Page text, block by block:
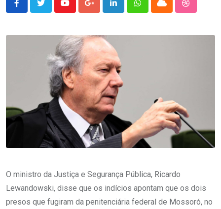
YoutubeGoogle+LinkedInWhatsappCloud
O ministro da Justiça e Segurança Pública, Ricardo
Lewandowski, disse que os indícios apontam que os dois
presos que fugiram da penitenciária federal de Mossoró, no